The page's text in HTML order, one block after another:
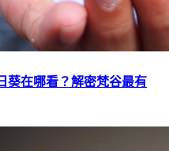
葵在哪看？解密梵谷最有